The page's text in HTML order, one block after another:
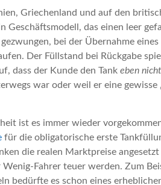
Griechenland und auf den
Geschäftsmodell, das einen leer
bei der Übernahme
Der Füllstand bei Rückgabe
dass der Kunde den Tank eben nicht
war oder weil er eine gewisse
ist es immer wieder
für die obligatorische erste
die realen Marktpreise angesetzt
Fahrer teuer werden. Zum
bedürfte es schon eines